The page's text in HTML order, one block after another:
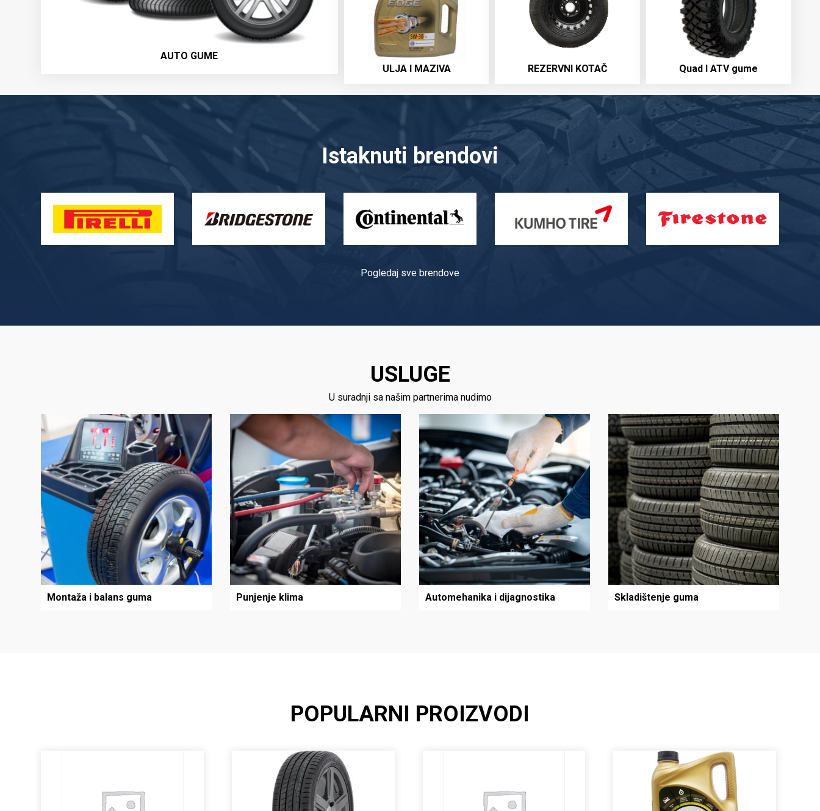
AUTO GUME
ULJA I MAZIVA REZERVNI KOTAČ Quad I ATV gume
Istaknuti brendovi
Pogledaj sve brendove
USLUGE
U suradnji sa našim partnerima nudimo
Montaža i balans guma Punjenje klima Automehanika i dijagnostika Skladištenje guma
POPULARNI PROIZVODI